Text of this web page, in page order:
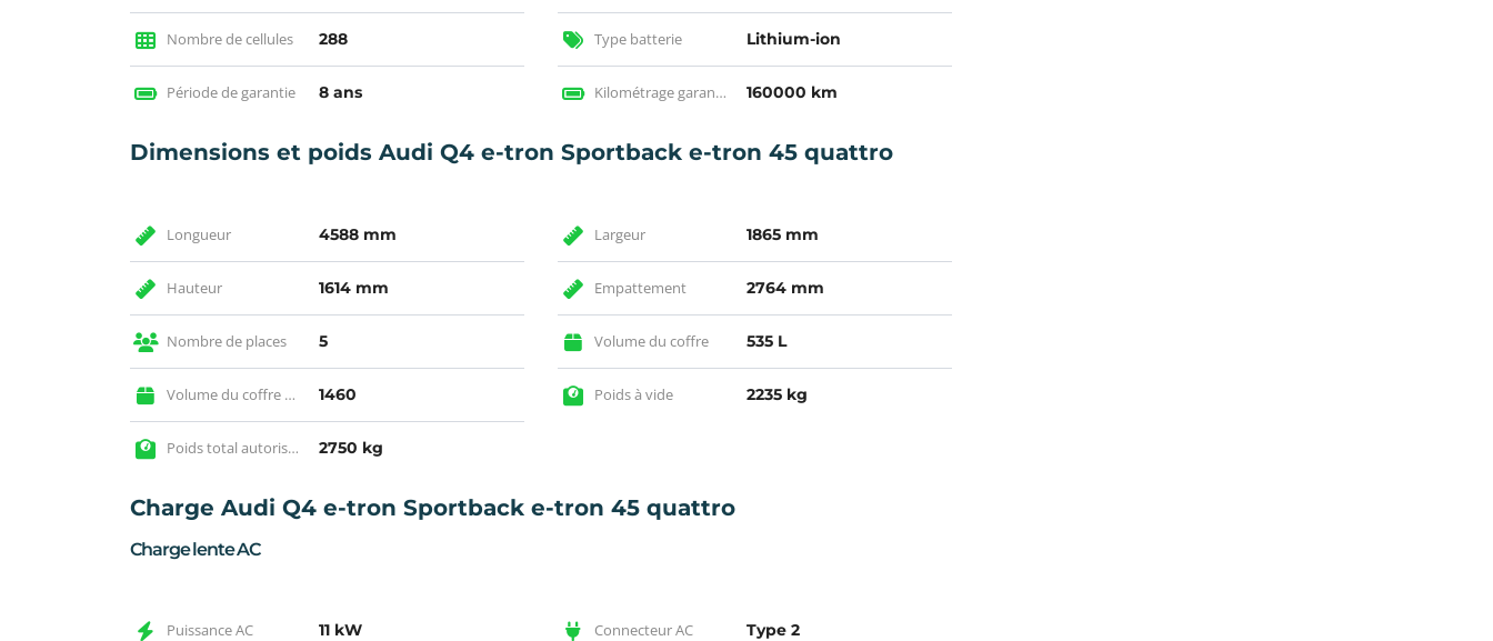
Nombre de cellules 288 Type batterie Lithium-ion
Période de garantie 8 ans Kilométrage garantie 160000 km
Dimensions et poids Audi Q4 e-tron Sportback e-tron 45 quattro
Longueur 4588 mm Largeur 1865 mm
Hauteur 1614 mm Empattement 2764 mm
Nombre de places 5 Volume du coffre 535 L
Volume du coffre max 1460 Poids à vide 2235 kg
Poids total autorisé en charge 2750 kg
Charge Audi Q4 e-tron Sportback e-tron 45 quattro
Charge lente AC
Puissance AC 11 kW Connecteur AC Type 2